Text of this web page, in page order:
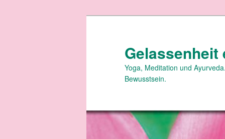
Gelassenheit
Yoga, Meditation und
Bewusstsein.